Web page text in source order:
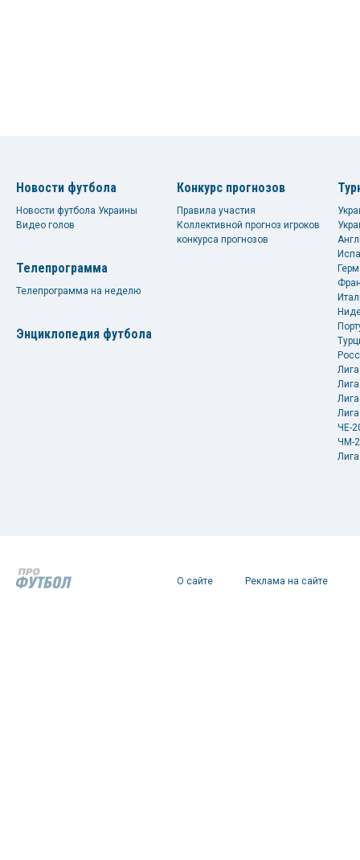
Новости футбола
Новости футбола Украины
Видео голов
Телепрограмма
Телепрограмма на неделю
Энциклопедия футбола
Конкурс прогнозов
Правила участия
Коллективной прогноз игроков
конкурса прогнозов
ЧЕ-
ЧМ-
О сайте Реклама на сайте